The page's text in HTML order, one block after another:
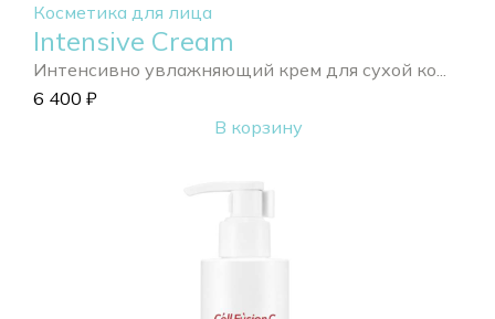
Косметика для лица
Intensive Cream
Интенсивно увлажняющий крем для сухой ко...
6 400 ₽
В корзину